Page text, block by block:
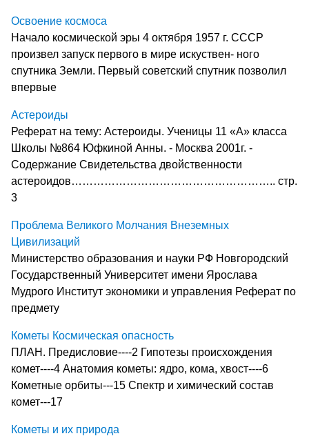
Освоение космоса
Начало космической эры 4 октября 1957 г. СССР
произвел запуск первого в мире искуствен- ного
спутника Земли. Первый советский спутник позволил
впервые
Астероиды
Реферат на тему: Астероиды. Ученицы 11 «А» класса
Школы №864 Юфкиной Анны. - Москва 2001г. -
Содержание Свидетельства двойственности
астероидов……………………………………………….. стр.
3
Проблема Великого Молчания Внеземных
Цивилизаций
Министерство образования и науки РФ Новгородский
Государственный Университет имени Ярослава
Мудрого Институт экономики и управления Реферат по
предмету
Кометы Космическая опасность
ПЛАН. Предисловие----2 Гипотезы происхождения
комет----4 Анатомия кометы: ядро, кома, хвост----6
Кометные орбиты---15 Спектр и химический состав
комет---17
Кометы и их природа